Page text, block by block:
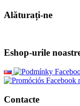
Alăturați-ne
Eshop-urile
Contacte